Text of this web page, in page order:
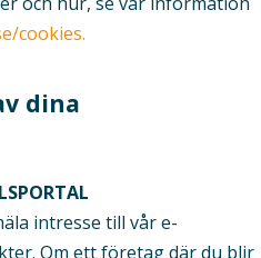
cookies.
dina
intresse till vår e-
Om ett företag där du blir